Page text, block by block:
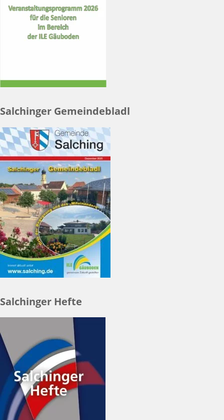
Salchinger Gemeindebladl
Salchinger Hefte